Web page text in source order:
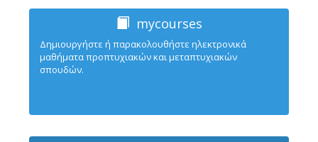
mycourses
Δημιουργήστε ή παρακολουθήστε ηλεκτρονικά
μαθήματα προπτυχιακών και μεταπτυχιακών
σπουδών.